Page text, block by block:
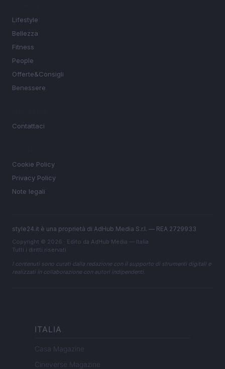
Lifestyle
Bellezza
Fitness
People
Offerte&Consigli
Benessere
Contattaci
Cookie Policy
Privacy Policy
Note legali
style24.it è una proprietà di AdHub Media S.r.l. — REA 2729933
Copyright © 2026 · Edito da AdHub Media — Italia
Tutti i diritti riservati
I contenuti sono curati dalla redazione con il supporto di strumenti digitali e
realizzati in collaborazione con autori indipendenti.
ITALIA
Casa Magazine
Cineverse Magazine